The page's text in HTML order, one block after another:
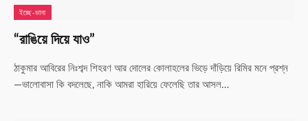
ইচ্ছে-ডানা
“রাঙিয়ে দিয়ে যাও”
ঠাকুমার আবিরের নিঃশব্দ শিহরণ আর দোলের কোলাহলের ভিড়ে দাঁড়িয়ে রিমির মনে প্রশ্ন
—ভালোবাসা কি বদলেছে, নাকি আমরা হারিয়ে ফেলেছি তার আসল…